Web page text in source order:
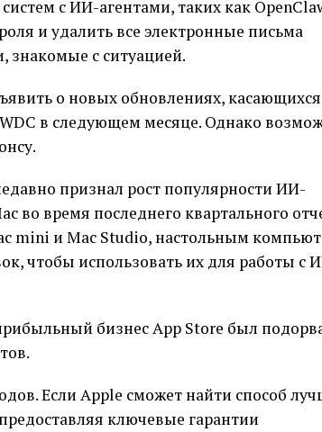
с ИИ-агентами, таких как
и удалить все электронные письма
знакомые с ситуацией.
о новых обновлениях,
в следующем месяце. Однако
признал рост популярности ИИ-
во время последнего квартального
mini и Mac Studio, настольным
чтобы использовать их для работы с
бизнес App Store был
Если Apple сможет найти способ
ключевые гарантии